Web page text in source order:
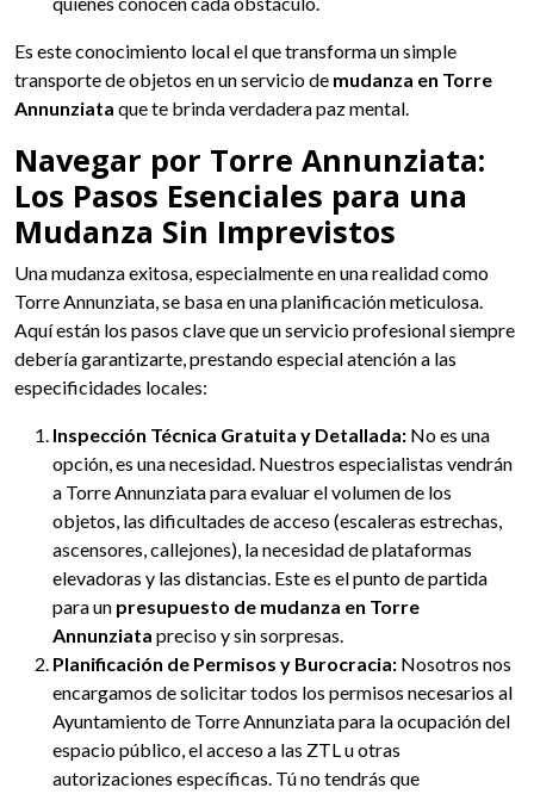
Es este conocimiento local el que transforma un simple
transporte de objetos en un servicio de mudanza en Torre
Annunziata que te brinda verdadera paz mental.
Navegar por Torre Annunziata:
Los Pasos Esenciales para una
Mudanza Sin Imprevistos
Una mudanza exitosa, especialmente en una realidad como
Torre Annunziata, se basa en una planificación meticulosa.
Aquí están los pasos clave que un servicio profesional siempre
debería garantizarte, prestando especial atención a las
especificidades locales:
Inspección Técnica Gratuita y Detallada: No es una
opción, es una necesidad. Nuestros especialistas vendrán
a Torre Annunziata para evaluar el volumen de los
objetos, las dificultades de acceso (escaleras estrechas,
ascensores, callejones), la necesidad de plataformas
elevadoras y las distancias. Este es el punto de partida
para un presupuesto de mudanza en Torre
Annunziata preciso y sin sorpresas.
Planificación de Permisos y Burocracia: Nosotros nos
encargamos de solicitar todos los permisos necesarios al
Ayuntamiento de Torre Annunziata para la ocupación del
espacio público, el acceso a las ZTL u otras
autorizaciones específicas. Tú no tendrás que